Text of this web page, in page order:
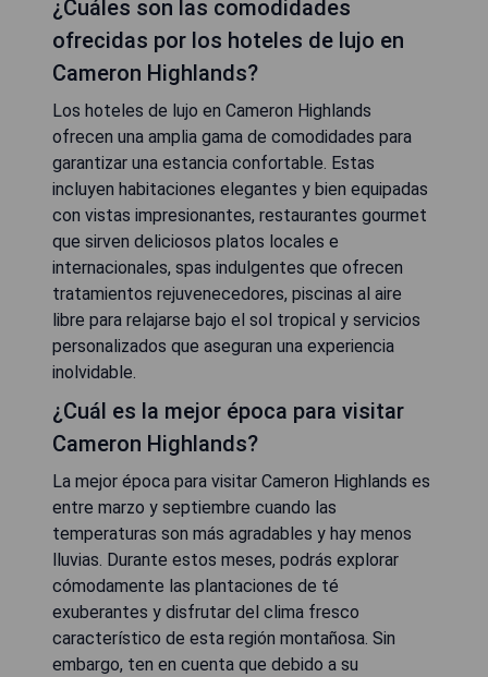
¿Cuáles son las comodidades
ofrecidas por los hoteles de lujo en
Cameron Highlands?
Los hoteles de lujo en Cameron Highlands
ofrecen una amplia gama de comodidades para
garantizar una estancia confortable. Estas
incluyen habitaciones elegantes y bien equipadas
con vistas impresionantes, restaurantes gourmet
que sirven deliciosos platos locales e
internacionales, spas indulgentes que ofrecen
tratamientos rejuvenecedores, piscinas al aire
libre para relajarse bajo el sol tropical y servicios
personalizados que aseguran una experiencia
inolvidable.
¿Cuál es la mejor época para visitar
Cameron Highlands?
La mejor época para visitar Cameron Highlands es
entre marzo y septiembre cuando las
temperaturas son más agradables y hay menos
lluvias. Durante estos meses, podrás explorar
cómodamente las plantaciones de té
exuberantes y disfrutar del clima fresco
característico de esta región montañosa. Sin
embargo, ten en cuenta que debido a su